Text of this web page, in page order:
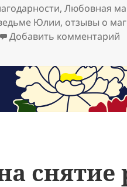
,Любовная
Юлии, отзывы о
Добавить комментарий
снятие